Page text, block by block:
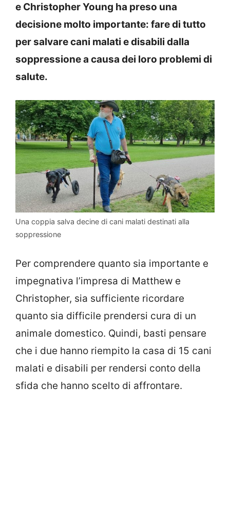
e Christopher Young ha preso una
decisione molto importante: fare di tutto
per salvare cani malati e disabili dalla
soppressione a causa dei loro problemi di
salute.
Una coppia salva decine di cani malati destinati alla
soppressione
Per comprendere quanto sia importante e
impegnativa l’impresa di Matthew e
Christopher, sia sufficiente ricordare
quanto sia difficile prendersi cura di un
animale domestico. Quindi, basti pensare
che i due hanno riempito la casa di 15 cani
malati e disabili per rendersi conto della
sfida che hanno scelto di affrontare.